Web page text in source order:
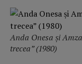
Anda Onesa și
trecea” (1980)